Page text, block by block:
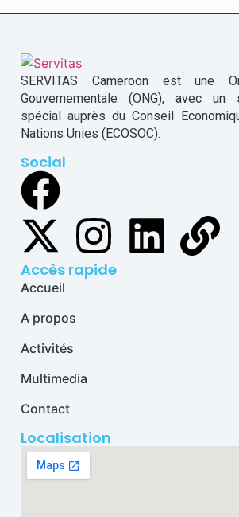
SERVITAS Cameroon est une
Gouvernementale (ONG), avec un
spécial auprès du Conseil
Nations Unies (ECOSOC).
Social
Accès rapide
Accueil
A propos
Activités
Multimedia
Contact
Localisation